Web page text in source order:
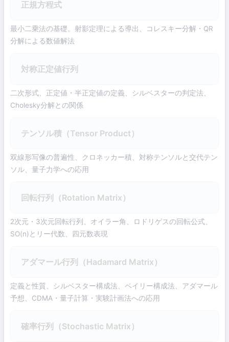
正規方程式
最小二乗法の基礎。射影定理による導出、コレスキー分解・QR
分解による数値解法
対称正定値行列
二次形式、正定値・半正定値の定義、シルベスターの判定法、
Cholesky分解との関係
テンソル積（Tensor Product）
双線形写像の普遍性、クロネッカー積、対称テンソルと交代テン
ソル、量子力学への応用
回転行列（Rotation Matrix）
2次元・3次元回転行列、オイラー角、ロドリゲスの回転公式、
SO(n)とリー代数、四元数表現
アダマール行列（Hadamard Matrix）
定義と性質、シルベスター構成法、ペイリー構成法、アダマール
予想、CDMA・量子計算・実験計画法への応用
確率行列（Stochastic Matrix）